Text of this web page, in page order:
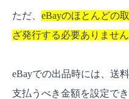
インボイスのダウン
インボイスのダウ
eBayから発行される
ただ、 eBayのほとんどの
ざ発行する必要ありません
eBayでの出品時には、送
支払うべき金額を設定で